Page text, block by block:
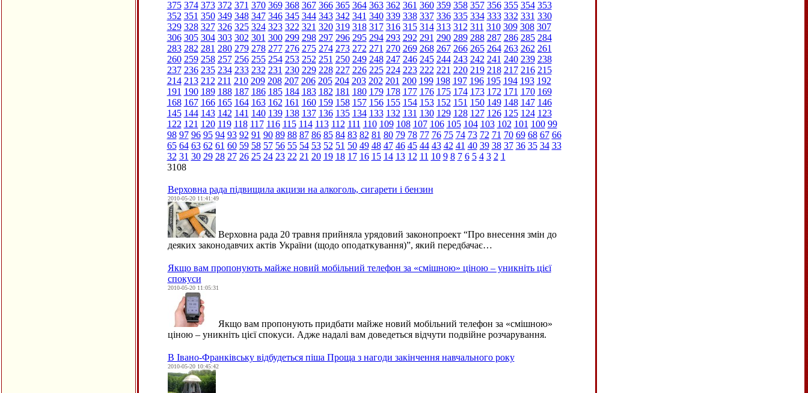
375 374 373 372 371 370 369 368 367 366 365 364 363 362 361 360 359 358 357 356 355 354 353
352 351 350 349 348 347 346 345 344 343 342 341 340 339 338 337 336 335 334 333 332 331 330
329 328 327 326 325 324 323 322 321 320 319 318 317 316 315 314 313 312 311 310 309 308 307
306 305 304 303 302 301 300 299 298 297 296 295 294 293 292 291 290 289 288 287 286 285 284
283 282 281 280 279 278 277 276 275 274 273 272 271 270 269 268 267 266 265 264 263 262 261
260 259 258 257 256 255 254 253 252 251 250 249 248 247 246 245 244 243 242 241 240 239 238
237 236 235 234 233 232 231 230 229 228 227 226 225 224 223 222 221 220 219 218 217 216 215
214 213 212 211 210 209 208 207 206 205 204 203 202 201 200 199 198 197 196 195 194 193 192
191 190 189 188 187 186 185 184 183 182 181 180 179 178 177 176 175 174 173 172 171 170 169
168 167 166 165 164 163 162 161 160 159 158 157 156 155 154 153 152 151 150 149 148 147 146
145 144 143 142 141 140 139 138 137 136 135 134 133 132 131 130 129 128 127 126 125 124 123
122 121 120 119 118 117 116 115 114 113 112 111 110 109 108 107 106 105 104 103 102 101 100 99
98 97 96 95 94 93 92 91 90 89 88 87 86 85 84 83 82 81 80 79 78 77 76 75 74 73 72 71 70 69 68 67 66
65 64 63 62 61 60 59 58 57 56 55 54 53 52 51 50 49 48 47 46 45 44 43 42 41 40 39 38 37 36 35 34 33
32 31 30 29 28 27 26 25 24 23 22 21 20 19 18 17 16 15 14 13 12 11 10 9 8 7 6 5 4 3 2 1
3108
Верховна рада підвищила акцизи на алкоголь, сигарети і бензин
2010-05-20 11:41:49
Верховна рада 20 травня прийняла урядовий законопроект “Про внесення змін до
деяких законодавчих актів України (щодо оподаткування)”, який передбачає…
Якщо вам пропонують майже новий мобільний телефон за «смішною» ціною – уникніть цієї
спокуси
2010-05-20 11:05:31
Якщо вам пропонують придбати майже новий мобільний телефон за «смішною»
ціною – уникніть цієї спокуси. Адже надалі вам доведеться відчути подвійне розчарування.
В Івано-Франківську відбудеться піша Проща з нагоди закінчення навчального року
2010-05-20 10:45:42